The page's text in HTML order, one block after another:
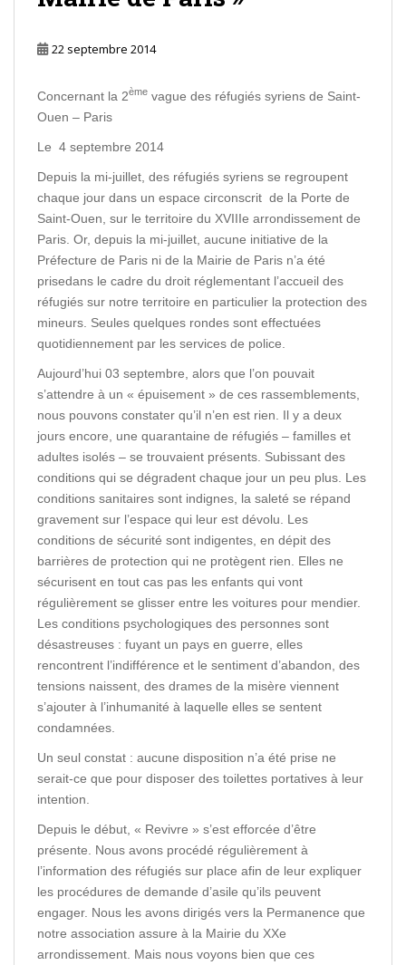
22 septembre 2014
Concernant la 2ème vague des réfugiés syriens de Saint-
Ouen – Paris
Le 4 septembre 2014
Depuis la mi-juillet, des réfugiés syriens se regroupent
chaque jour dans un espace circonscrit de la Porte de
Saint-Ouen, sur le territoire du XVIIIe arrondissement de
Paris. Or, depuis la mi-juillet, aucune initiative de la
Préfecture de Paris ni de la Mairie de Paris n’a été
prisedans le cadre du droit réglementant l’accueil des
réfugiés sur notre territoire en particulier la protection des
mineurs. Seules quelques rondes sont effectuées
quotidiennement par les services de police.
Aujourd’hui 03 septembre, alors que l’on pouvait
s’attendre à un « épuisement » de ces rassemblements,
nous pouvons constater qu’il n’en est rien. Il y a deux
jours encore, une quarantaine de réfugiés – familles et
adultes isolés – se trouvaient présents. Subissant des
conditions qui se dégradent chaque jour un peu plus. Les
conditions sanitaires sont indignes, la saleté se répand
gravement sur l’espace qui leur est dévolu. Les
conditions de sécurité sont indigentes, en dépit des
barrières de protection qui ne protègent rien. Elles ne
sécurisent en tout cas pas les enfants qui vont
régulièrement se glisser entre les voitures pour mendier.
Les conditions psychologiques des personnes sont
désastreuses : fuyant un pays en guerre, elles
rencontrent l’indifférence et le sentiment d’abandon, des
tensions naissent, des drames de la misère viennent
s’ajouter à l’inhumanité à laquelle elles se sentent
condamnées.
Un seul constat : aucune disposition n’a été prise ne
serait-ce que pour disposer des toilettes portatives à leur
intention.
Depuis le début, « Revivre » s’est efforcée d’être
présente. Nous avons procédé régulièrement à
l’information des réfugiés sur place afin de leur expliquer
les procédures de demande d’asile qu’ils peuvent
engager. Nous les avons dirigés vers la Permanence que
notre association assure à la Mairie du XXe
arrondissement. Mais nous voyons bien que ces